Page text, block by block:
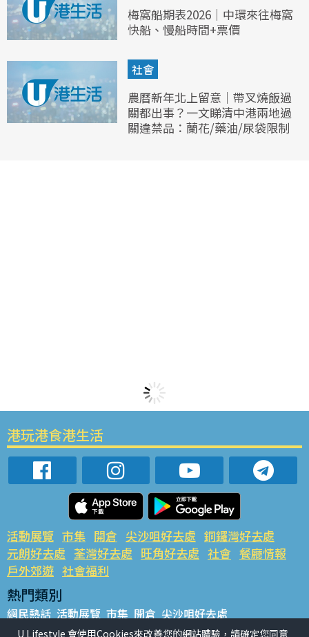
梅窩船期表2026｜中環來往梅窩
快船、慢船時間+票價
社會
農曆新年北上留意｜帶叉燒飯過
關都出事？一文睇清中港兩地過
關違禁品：蘭花/藥油/尿袋限制
港玩港食港生活
活動展覽 市集 開倉 尖沙咀好去處 銅鑼灣好去處
元朗好去處 荃灣好去處 旺角好去處 社會 餐廳情報
戶外郊遊 社會福利
熱門類別
網民熱話 活動展覽 市集 開倉 尖沙咀好去處
銅鑼灣好去處 元朗好去處 荃灣好去處 旺角好去處 社會
U Lifestyle 會使用Cookies來改善您的網站體驗，請確定您同意